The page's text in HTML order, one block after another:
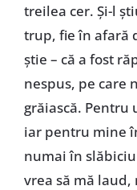
treilea cer. Și-l
trup, fie în afară
știe – că a fost
nespus, pe care
grăiască. Pentru
iar pentru mine
numai în
vrea să mă